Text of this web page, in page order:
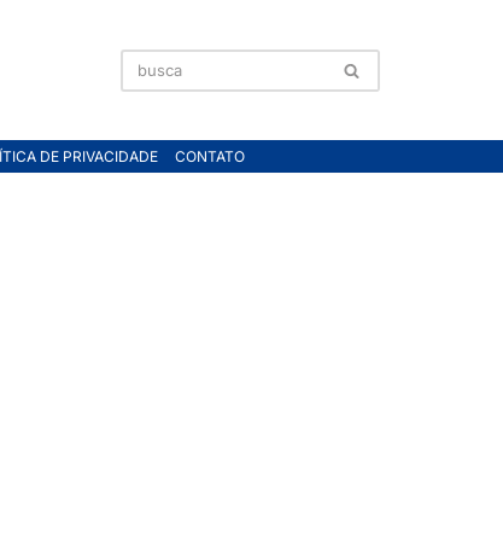
DE PRIVACIDADE CONTATO